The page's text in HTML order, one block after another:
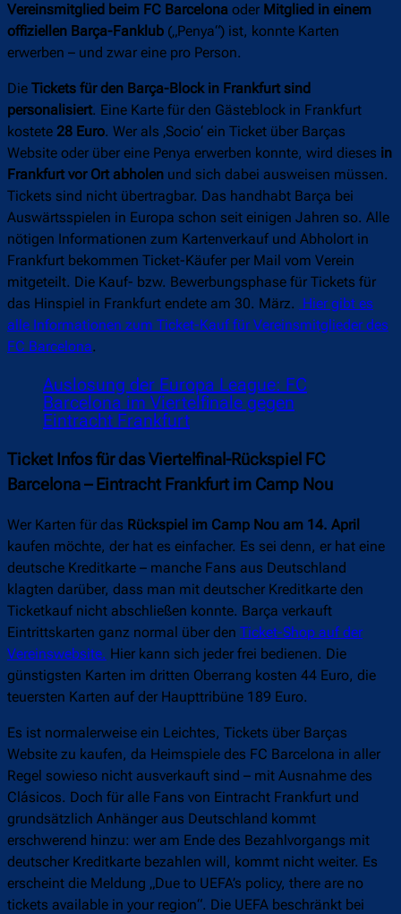
Vereinsmitglied beim FC Barcelona oder Mitglied in einem
offiziellen Barça-Fanklub („Penya“) ist, konnte Karten
erwerben – und zwar eine pro Person.
Die Tickets für den Barça-Block in Frankfurt sind
personalisiert. Eine Karte für den Gästeblock in Frankfurt
kostete 28 Euro. Wer als ‚Socio‘ ein Ticket über Barças
Website oder über eine Penya erwerben konnte, wird dieses in
Frankfurt vor Ort abholen und sich dabei ausweisen müssen.
Tickets sind nicht übertragbar. Das handhabt Barça bei
Auswärtsspielen in Europa schon seit einigen Jahren so. Alle
nötigen Informationen zum Kartenverkauf und Abholort in
Frankfurt bekommen Ticket-Käufer per Mail vom Verein
mitgeteilt. Die Kauf- bzw. Bewerbungsphase für Tickets für
das Hinspiel in Frankfurt endete am 30. März. Hier gibt es
alle Informationen zum Ticket-Kauf für Vereinsmitglieder des
FC Barcelona.
Auslosung der Europa League: FC
Barcelona im Viertelfinale gegen
Eintracht Frankfurt
Ticket Infos für das Viertelfinal-Rückspiel FC
Barcelona – Eintracht Frankfurt im Camp Nou
Wer Karten für das Rückspiel im Camp Nou am 14. April
kaufen möchte, der hat es einfacher. Es sei denn, er hat eine
deutsche Kreditkarte – manche Fans aus Deutschland
klagten darüber, dass man mit deutscher Kreditkarte den
Ticketkauf nicht abschließen konnte. Barça verkauft
Eintrittskarten ganz normal über den Ticket-Shop auf der
Vereinswebsite. Hier kann sich jeder frei bedienen. Die
günstigsten Karten im dritten Oberrang kosten 44 Euro, die
teuersten Karten auf der Haupttribüne 189 Euro.
Es ist normalerweise ein Leichtes, Tickets über Barças
Website zu kaufen, da Heimspiele des FC Barcelona in aller
Regel sowieso nicht ausverkauft sind – mit Ausnahme des
Clásicos. Doch für alle Fans von Eintracht Frankfurt und
grundsätzlich Anhänger aus Deutschland kommt
erschwerend hinzu: wer am Ende des Bezahlvorgangs mit
deutscher Kreditkarte bezahlen will, kommt nicht weiter. Es
erscheint die Meldung „Due to UEFA’s policy, there are no
tickets available in your region“. Die UEFA beschränkt bei